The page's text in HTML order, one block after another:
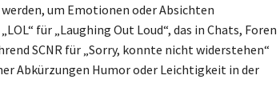
um Emotionen oder Absichten
für „Laughing Out Loud“, das in Chats, Foren
SCNR für „Sorry, konnte nicht widerstehen“
Abkürzungen Humor oder Leichtigkeit in der